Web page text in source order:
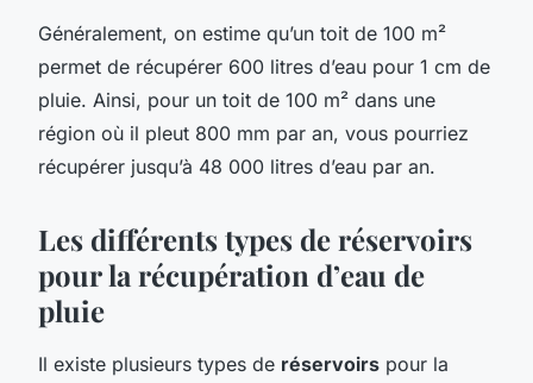
Généralement, on estime qu’un toit de 100 m²
permet de récupérer 600 litres d’eau pour 1 cm de
pluie. Ainsi, pour un toit de 100 m² dans une
région où il pleut 800 mm par an, vous pourriez
récupérer jusqu’à 48 000 litres d’eau par an.
Les différents types de réservoirs
pour la récupération d’eau de
pluie
Il existe plusieurs types de réservoirs pour la